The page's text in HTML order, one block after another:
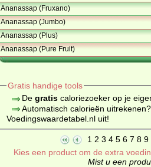
Ananassap (Fruxano)
Ananassap (Jumbo)
Ananassap (Plus)
Ananassap (Pure Fruit)
Gratis handige tools
De gratiscaloriezoeker op je
Automatisch calorieën
Voedingswaardetabel.nl uit!
1 2 3 4 5 6 7 8 9
Kies een product om de extra
Mist u een